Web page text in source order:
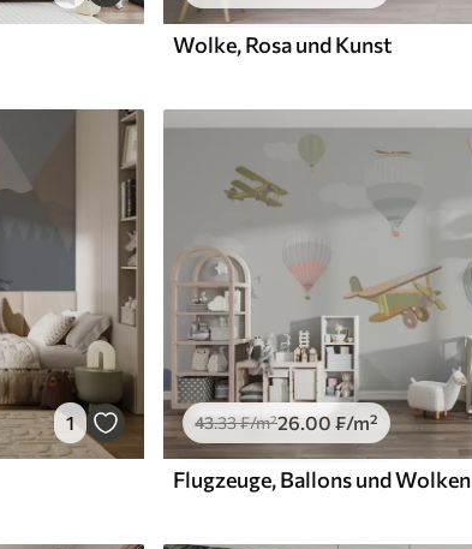
Wolke, Rosa und Kunst
1 43.33₣/m²26.00 ₣/m²
Flugzeuge, Ballons und Wolken